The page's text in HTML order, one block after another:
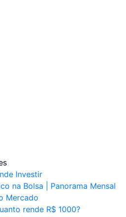
Investir
na Bolsa | Panorama Mensal
Mercado
rende R$ 1000?